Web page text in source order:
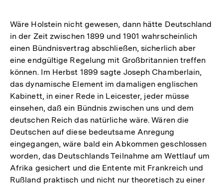
Wäre Holstein nicht gewesen, dann hätte Deutschland
in der Zeit zwischen 1899 und 1901 wahrscheinlich
einen Bündnisvertrag abschließen, sicherlich aber
eine endgültige Regelung mit Großbritannien treffen
können. Im Herbst 1899 sagte Joseph Chamberlain,
das dynamische Element im damaligen englischen
Kabinett, in einer Rede in Leicester, jeder müsse
einsehen, daß ein Bündnis zwischen uns und dem
deutschen Reich das natürliche wäre. Wären die
Deutschen auf diese bedeutsame Anregung
eingegangen, wäre bald ein Abkommen geschlossen
worden, das Deutschlands Teilnahme am Wettlauf um
Afrika gesichert und die Entente mit Frankreich und
Rußland praktisch und nicht nur theoretisch zu einer